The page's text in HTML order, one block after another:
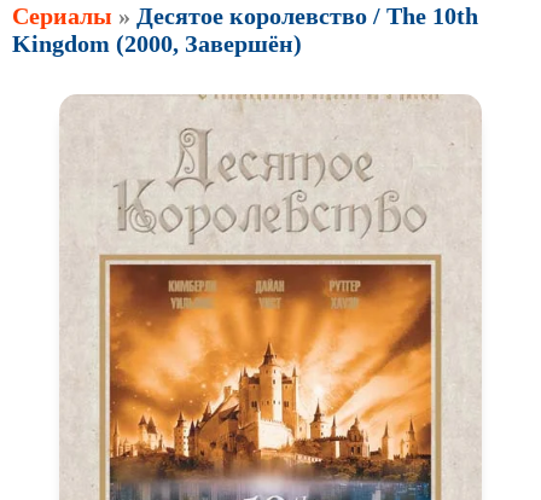
Сериалы » Десятое королевство / The 10th
Kingdom (2000, Завершён)